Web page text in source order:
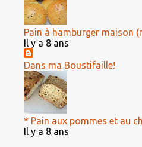
Pain à hamburger maison
Il y a 8 ans
Dans ma Boustifaille!
* Pain aux pommes et au
Il y a 8 ans